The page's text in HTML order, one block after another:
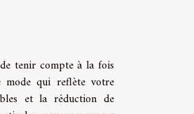
tenir compte à la fois
mode qui reflète votre
et la réduction de